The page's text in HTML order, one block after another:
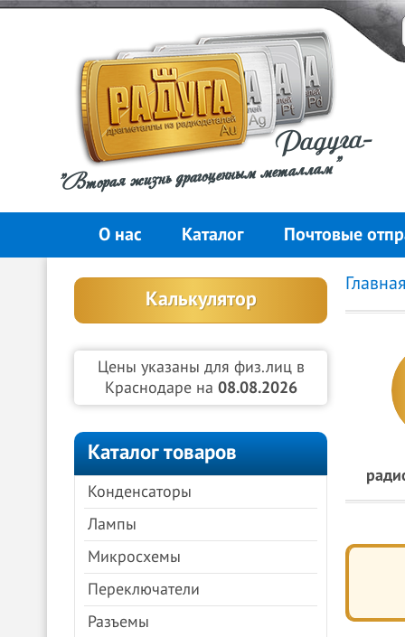
Радуга-
"Вторая жизнь драгоценным металлам"
О нас Каталог Почтовые
Калькулятор
Цены указаны для физ.лиц в
Краснодаре на 08.08.2026
Каталог товаров
Конденсаторы
Лампы
Микросхемы
Переключатели
Разъемы
Главная